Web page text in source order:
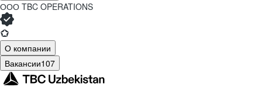
ООО TBC OPERATIONS
О компании
Вакансии107